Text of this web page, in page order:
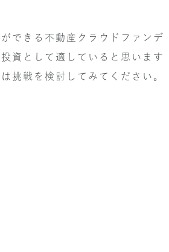
できる不動産クラウドファンデ
資として適していると思います
挑戦を検討してみてください。